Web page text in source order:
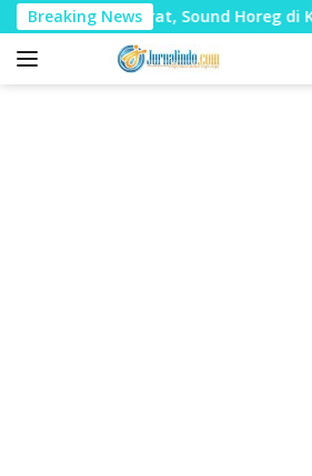
Langsung
ke
konten
Breaking News
Sound Horeg di Kecamatan